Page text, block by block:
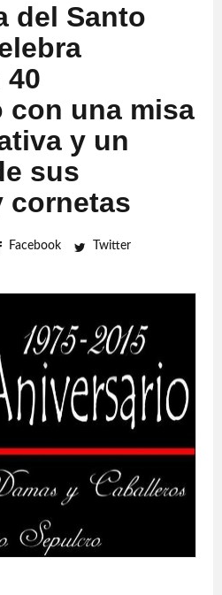
del Santo
40
con una misa
y un
sus
cornetas
Facebook Twitter